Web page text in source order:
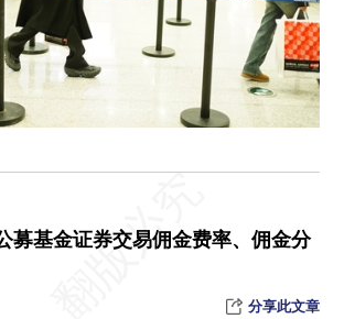
移动源污染成大中城市空气污染重要来源
个国家层面保卫蓝天行动计划
内、国际、市场消息28条）
国家发改委拟建立煤炭储备制度 2030年欲建产能储备3亿吨
续下滑 公司称部分主播已被调查
加速国资民营房企销售分化
募基金证券交易佣金费率、佣金分
分享此文章